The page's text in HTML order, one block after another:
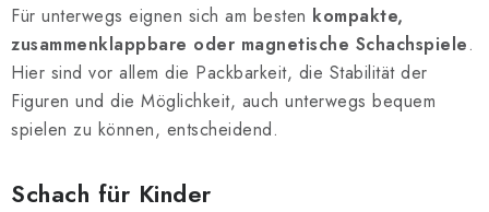
Für unterwegs eignen sich am besten kompakte,
zusammenklappbare oder magnetische Schachspiele.
Hier sind vor allem die Packbarkeit, die Stabilität der
Figuren und die Möglichkeit, auch unterwegs bequem
spielen zu können, entscheidend.
Schach für Kinder